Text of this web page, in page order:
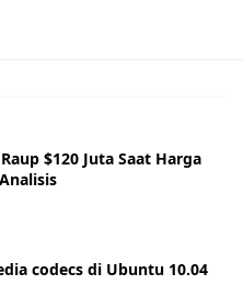
$120 Juta Saat Harga
codecs di Ubuntu 10.04